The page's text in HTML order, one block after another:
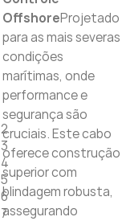
2
3
4
5
6
7
OffshoreProjetado
para as mais severas
condições
marítimas, onde
performance e
segurança são
cruciais. Este cabo
oferece construção
superior com
blindagem robusta,
assegurando